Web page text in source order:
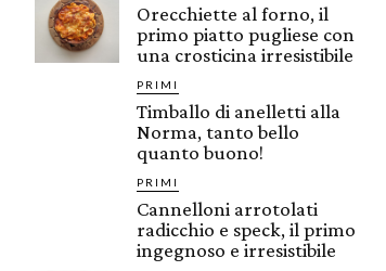
Orecchiette al forno, il
primo piatto pugliese con
una crosticina irresistibile
PRIMI
Timballo di anelletti alla
Norma, tanto bello
quanto buono!
PRIMI
Cannelloni arrotolati
radicchio e speck, il primo
ingegnoso e irresistibile